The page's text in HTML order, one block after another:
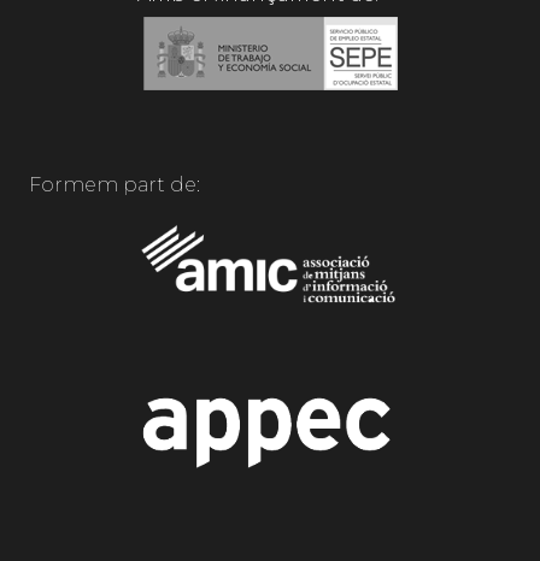
Formem part de: